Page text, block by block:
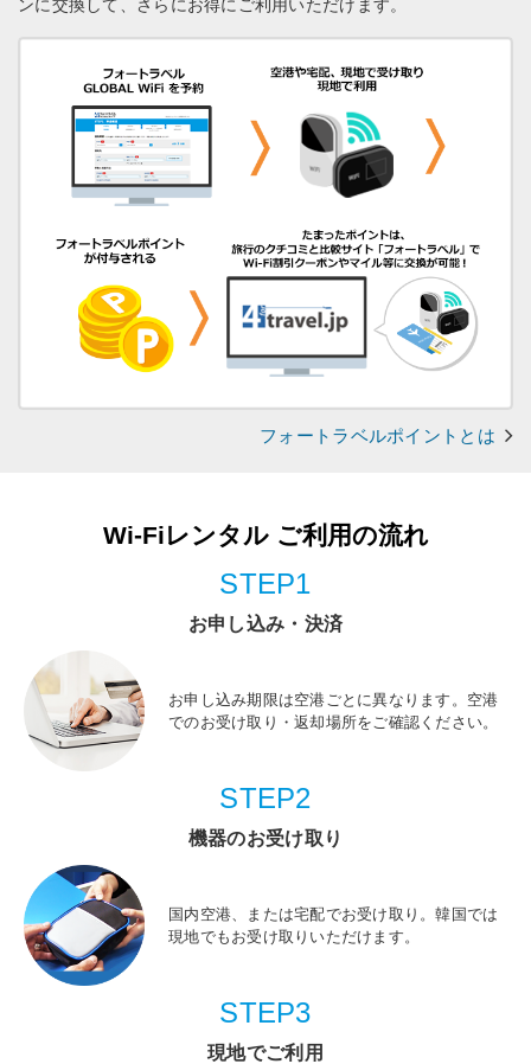
ンに交換して、さらにお得にご利用いただけます。
フォートラベルポイントとは
Wi-Fiレンタル ご利用の流れ
STEP1
お申し込み・決済
お申し込み期限は空港ごとに異なります。空港
でのお受け取り・返却場所をご確認ください。
STEP2
機器のお受け取り
国内空港、または宅配でお受け取り。韓国では
現地でもお受け取りいただけます。
STEP3
現地でご利用